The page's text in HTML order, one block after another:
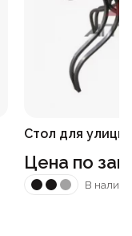
Стол для улицы
Цена по
В